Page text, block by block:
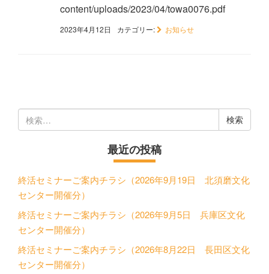
content/uploads/2023/04/towa0076.pdf
2023年4月12日 カテゴリー: お知らせ
検
索:
最近の投稿
終活セミナーご案内チラシ（2026年9月19日 北須磨文化
センター開催分）
終活セミナーご案内チラシ（2026年9月5日 兵庫区文化
センター開催分）
終活セミナーご案内チラシ（2026年8月22日 長田区文化
センター開催分）